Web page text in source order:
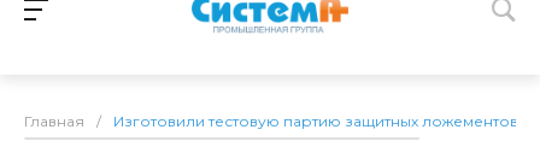
Главная / Изготовили тестовую партию защитных ложементов